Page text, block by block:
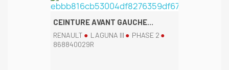
CEINTURE AVANT GAUCHE...
RENAULT LAGUNA III
PHASE 2
868840029R